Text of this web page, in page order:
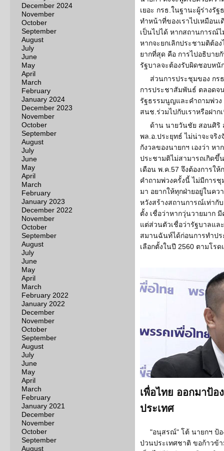
December 2024
November
October
September
August
July
June
May
April
March
February
January 2024
December 2023
November
October
September
August
July
June
May
April
March
February
January 2023
December 2022
November
October
September
August
July
June
May
April
March
February 2022
January 2022
December
November
October
September
August
July
June
May
April
March
February
January 2021
December
November
October
September
August
เยอะ กรธ.ในฐานะผู้ร่างรั
ทำหน้าที่ของเราไปเหมือน
เป็นไปได้ หากสถานการณ์ไ
หากจะยกเลิกประชามติต้อ
ยากที่สุด คือ การไปอธิบาย
รัฐบาลจะต้องรับผิดชอบหนั
ส่วนการประชุมของ กร
การประชาสัมพันธ์ ตลอดจ
รัฐธรรมนูญและคำถามพ่วง
สนช.ร่วมไปกับเราหรือฝาก
ด้าน นายวันชัย สอนศิริ
พล.อ.ประยุทธ์ ไม่น่าจะจริ
กังวลของนายกฯ เองว่า หา
ประชามติไม่สามารถเกิดขึ้
เดือน พ.ค.57 จึงต้องการใ
คำถามพ่วงครั้งนี้ ไม่มีการ
มา อยากให้ทุกฝ่ายอยู่ในคว
หวังสร้างสถานการณ์เท่ากั
ตั้ง เชื่อว่าหากวุ่นวายมาก
แต่ส่วนตัวเชื่อว่ารัฐบาลแล
สมานฉันท์ได้ก่อนการทำปร
เลือกตั้งในปี 2560 ตามโรด
เพื่อไทย ออกมาป้อ
ประเทศ
"อนุสรณ์" โต้ นายกฯ ป้อ
ป่วนประเทศชาติ ขอก้าวข้